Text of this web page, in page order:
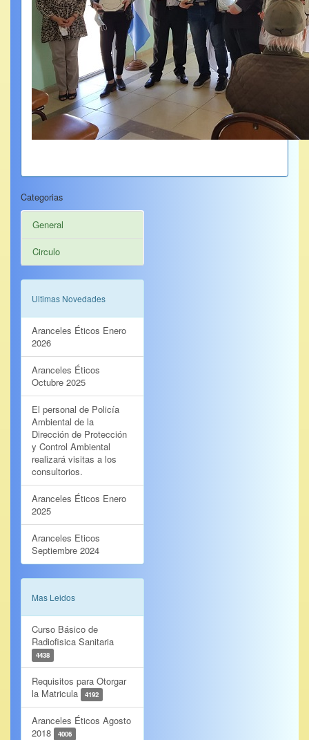
Categorias
General
Circulo
Ultimas Novedades
Aranceles Éticos Enero
2026
Aranceles Éticos
Octubre 2025
El personal de Policía
Ambiental de la
Dirección de Protección
y Control Ambiental
realizará visitas a los
consultorios.
Aranceles Éticos Enero
2025
Aranceles Eticos
Septiembre 2024
Mas Leidos
Curso Básico de
Radiofisica Sanitaria
4438
Requisitos para Otorgar
la Matricula
4192
Aranceles Éticos Agosto
2018
4006